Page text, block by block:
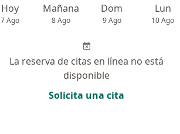
Hoy
7 Ago
Mañana
8 Ago
Dom
9 Ago
Lun
10 Ago
La reserva de citas en línea no está
disponible
Solicita una cita